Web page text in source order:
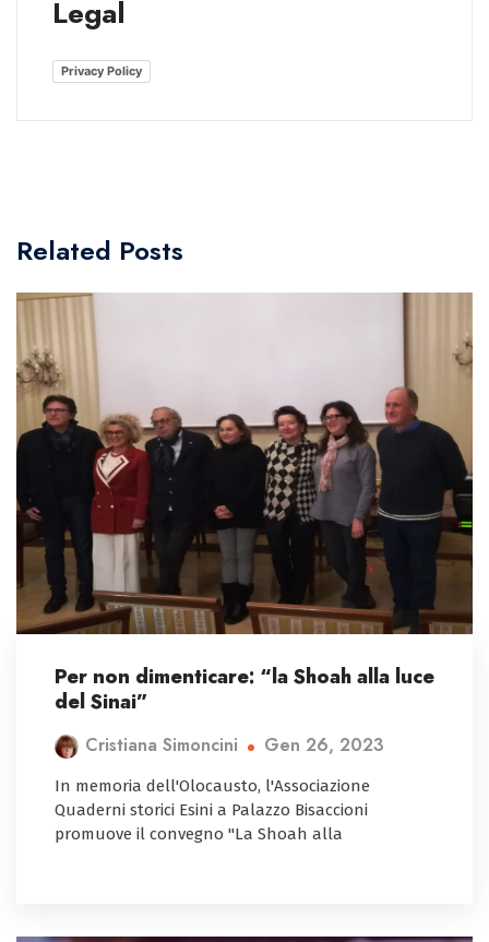
Legal
Privacy Policy
Related Posts
Per non dimenticare: “la Shoah alla luce
del Sinai”
Cristiana Simoncini Gen 26, 2023
In memoria dell'Olocausto, l'Associazione
Quaderni storici Esini a Palazzo Bisaccioni
promuove il convegno "La Shoah alla